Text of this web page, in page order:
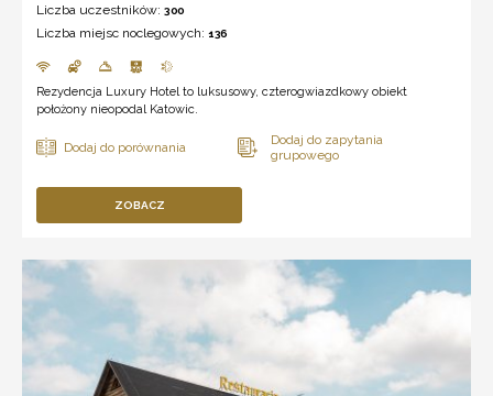
Liczba uczestników: 300
Liczba miejsc noclegowych: 136
Rezydencja Luxury Hotel to luksusowy, czterogwiazdkowy obiekt
położony nieopodal Katowic.
ZOBACZ